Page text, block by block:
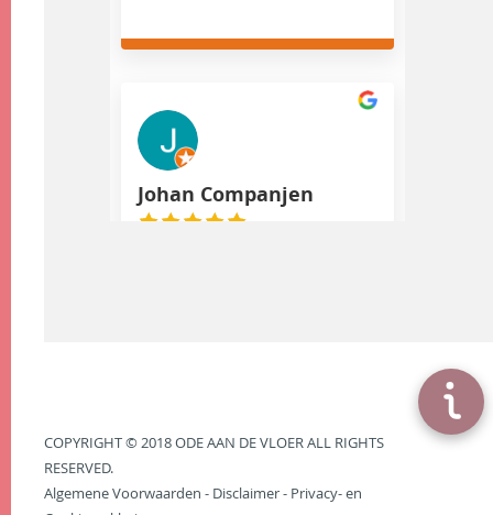
Johan Companjen
COPYRIGHT © 2018 ODE AAN DE VLOER ALL RIGHTS
RESERVED.
Algemene Voorwaarden - Disclaimer- Privacy- en